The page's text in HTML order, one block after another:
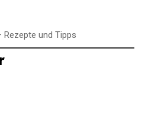
und Tipps